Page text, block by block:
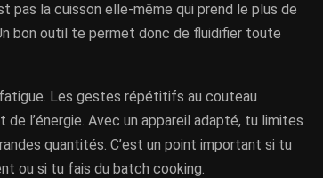
pas la cuisson elle-même qui prend le plus de
bon outil te permet donc de fluidifier toute
Les gestes répétitifs au couteau
l’énergie. Avec un appareil adapté, tu limites
quantités. C’est un point important si tu
ou si tu fais du batch cooking.